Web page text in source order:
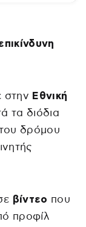
στην Εθνική
τα διόδια
δρόμου
βίντεο που
προφίλ